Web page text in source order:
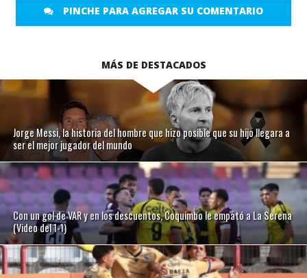
PINCHE PARA AGREGAR SU COMENTARIO
MÁS DE DESTACADOS
Jorge Messi, la historia del hombre que hizo posible que su hijo llegara a
ser el mejor jugador del mundo
Con un gol de VAR y en los descuentos, Coquimbo le empató a La Serena
(Video del 1-1)